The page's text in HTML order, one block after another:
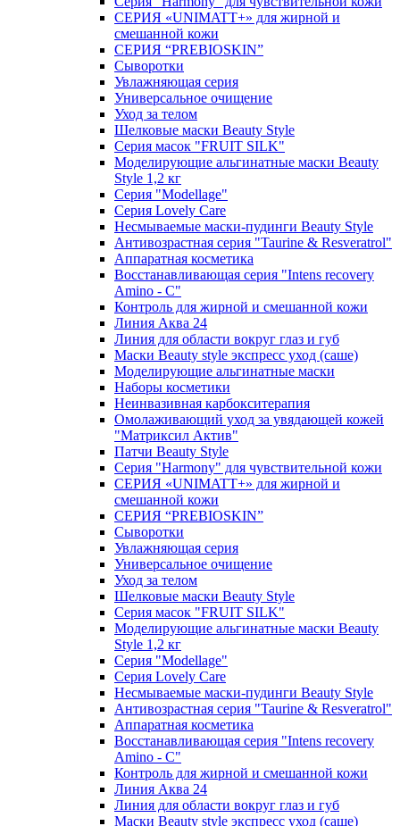
СЕРИЯ «UNIMATT+» для жирной и
смешанной кожи
СЕРИЯ “PREBIOSKIN”
Сыворотки
Увлажняющая серия
Универсальное очищение
Уход за телом
Шелковые маски Beauty Style
Серия масок "FRUIT SILK"
Моделирующие альгинатные маски Beauty
Style 1,2 кг
Серия "Modellage"
Cерия Lovely Care
Несмываемые маски-пудинги Beauty Style
Антивозрастная серия "Taurine & Resveratrol"
Аппаратная косметика
Восстанавливающая серия "Intens recovery
Amino - C"
Контроль для жирной и смешанной кожи
Линия Аква 24
Линия для области вокруг глаз и губ
Маски Beauty style экспресс уход (саше)
Моделирующие альгинатные маски
Наборы косметики
Неинвазивная карбокситерапия
Омолаживающий уход за увядающей кожей
"Матриксил Актив"
Патчи Beauty Style
Серия "Harmony" для чувствительной кожи
СЕРИЯ «UNIMATT+» для жирной и
смешанной кожи
СЕРИЯ “PREBIOSKIN”
Сыворотки
Увлажняющая серия
Универсальное очищение
Уход за телом
Шелковые маски Beauty Style
Серия масок "FRUIT SILK"
Моделирующие альгинатные маски Beauty
Style 1,2 кг
Серия "Modellage"
Cерия Lovely Care
Несмываемые маски-пудинги Beauty Style
Антивозрастная серия "Taurine & Resveratrol"
Аппаратная косметика
Восстанавливающая серия "Intens recovery
Amino - C"
Контроль для жирной и смешанной кожи
Линия Аква 24
Линия для области вокруг глаз и губ
Маски Beauty style экспресс уход (саше)